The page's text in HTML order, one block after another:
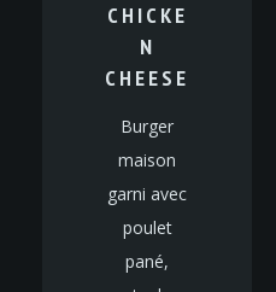
CHICKE
N
CHEESE
Burger
maison
garni avec
poulet
pané,